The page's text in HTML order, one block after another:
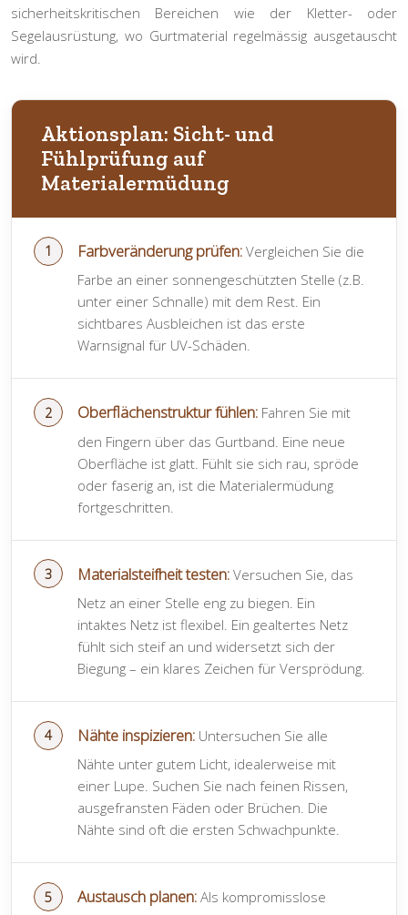
sicherheitskritischen Bereichen wie der Kletter- oder
Segelausrüstung, wo Gurtmaterial regelmässig ausgetauscht
wird.
Aktionsplan: Sicht- und
Fühlprüfung auf
Materialermüdung
Farbveränderung prüfen: Vergleichen Sie die
Farbe an einer sonnengeschützten Stelle (z.B.
unter einer Schnalle) mit dem Rest. Ein
sichtbares Ausbleichen ist das erste
Warnsignal für UV-Schäden.
Oberflächenstruktur fühlen: Fahren Sie mit
den Fingern über das Gurtband. Eine neue
Oberfläche ist glatt. Fühlt sie sich rau, spröde
oder faserig an, ist die Materialermüdung
fortgeschritten.
Materialsteifheit testen: Versuchen Sie, das
Netz an einer Stelle eng zu biegen. Ein
intaktes Netz ist flexibel. Ein gealtertes Netz
fühlt sich steif an und widersetzt sich der
Biegung – ein klares Zeichen für Versprödung.
Nähte inspizieren: Untersuchen Sie alle
Nähte unter gutem Licht, idealerweise mit
einer Lupe. Suchen Sie nach feinen Rissen,
ausgefransten Fäden oder Brüchen. Die
Nähte sind oft die ersten Schwachpunkte.
Austausch planen: Als kompromisslose